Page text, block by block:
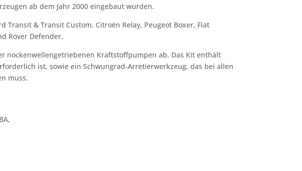
ab dem Jahr 2000 eingebaut wurden.
& Transit Custom, Citroën Relay, Peugeot Boxer, Fiat
Rover Defender.
nockenwellengetriebenen Kraftstoffpumpen ab. Das Kit enthält
ist, sowie ein Schwungrad-Arretierwerkzeug, das bei allen
muss.